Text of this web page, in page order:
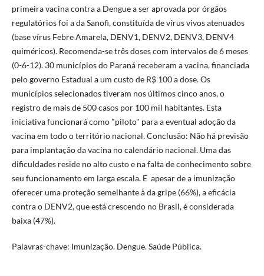
primeira vacina contra a Dengue a ser aprovada por órgãos
regulatórios foi a da Sanofi, constituída de vírus vivos atenuados
(base vírus Febre Amarela, DENV1, DENV2, DENV3, DENV4
quiméricos). Recomenda-se três doses com intervalos de 6 meses
(0-6-12). 30 municípios do Paraná receberam a vacina, financiada
pelo governo Estadual a um custo de R$ 100 a dose. Os
municípios selecionados tiveram nos últimos cinco anos, o
registro de mais de 500 casos por 100 mil habitantes. Esta
iniciativa funcionará como "piloto" para a eventual adoção da
vacina em todo o território nacional. Conclusão: Não há previsão
para implantação da vacina no calendário nacional. Uma das
dificuldades reside no alto custo e na falta de conhecimento sobre
seu funcionamento em larga escala. E apesar de a imunização
oferecer uma proteção semelhante à da gripe (66%), a eficácia
contra o DENV2, que está crescendo no Brasil, é considerada
baixa (47%).
Palavras-chave: Imunização. Dengue. Saúde Pública.